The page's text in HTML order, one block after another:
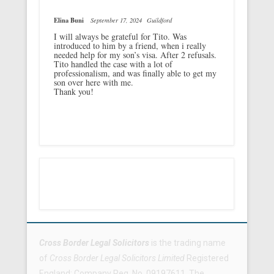
Elina Buni September 17, 2024 Guildford
I will always be grateful for Tito. Was
introduced to him by a friend, when i really
needed help for my son’s visa. After 2 refusals.
Tito handled the case with a lot of
professionalism, and was finally able to get my
son over here with me.
Thank you!
Cross Border Legal Solicitors is the trading name
of Cross Border Legal Solicitors Limited Registered